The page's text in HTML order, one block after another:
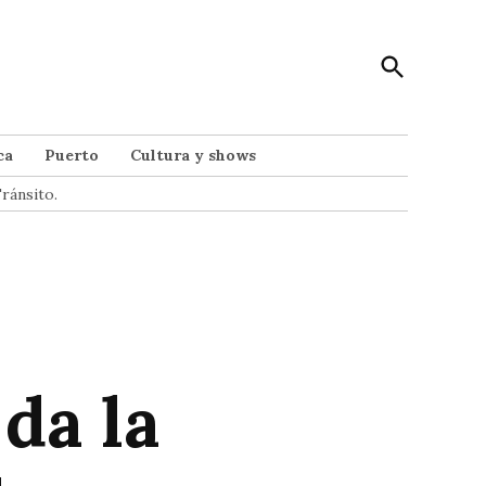
Open
Search
Puerto
Cultura y shows
la